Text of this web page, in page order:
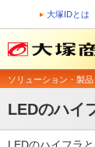
大塚IDとは
ソリューション・製品
LEDのハイ